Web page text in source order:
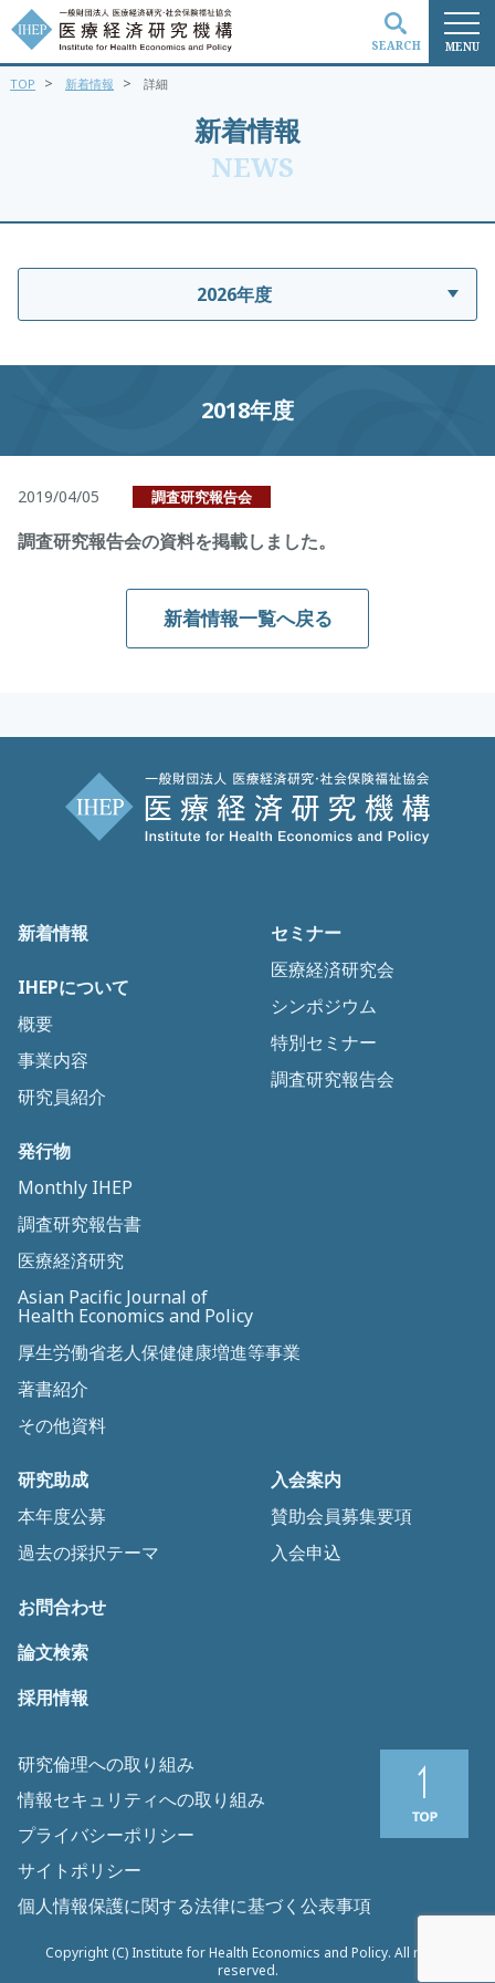
MENU
SEARCH
新着情報
NEWS
TOP > 新着情報 > 詳細
2026年度
2018年度
2019/04/05 調査研究報告会
調査研究報告会の資料を掲載しました。
新着情報一覧へ戻る
新着情報
IHEPについて
概要
事業内容
研究員紹介
セミナー
医療経済研究会
シンポジウム
特別セミナー
調査研究報告会
発行物
Monthly IHEP
調査研究報告書
医療経済研究
Asian Pacific Journal of
Health Economics and Policy
厚生労働省老人保健健康増進等事業
著書紹介
その他資料
研究助成
本年度公募
過去の採択テーマ
入会案内
賛助会員募集要項
入会申込
お問合わせ
論文検索
採用情報
研究倫理への取り組み
情報セキュリティへの取り組み
プライバシーポリシー
サイトポリシー
個人情報保護に関する法律に基づく公表事項
Copyright (C) Institute for Health Economics and Policy. All rights
reserved.